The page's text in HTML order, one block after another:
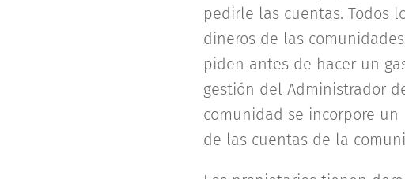
pedirle las cuentas. Todos
dineros de las
piden antes de hacer un
gestión del Administrador
comunidad se incorpore
de las cuentas de la